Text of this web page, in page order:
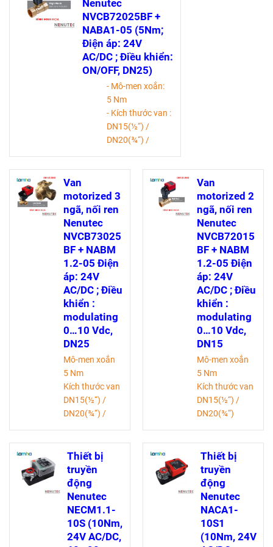
Nenutec
NVCB72025BF +
NABA1-05 (5Nm;
Điện áp: 24V
AC/DC ; Điều khiển:
ON/OFF, DN25)
- Mô-men xoắn:
5 Nm
- Kích thước van :
DN15(½“) /
DN20(¾“) /
DN32(1¼“)
- Nguồn điện:
AC/DC 24 V
- Kích thước trục :
- Có thể lựa chọn
hướng quay của
bộ truyền động
- Tùy chọn 1 công
thể điều chỉnh
Van
motorized 3
ngã, nối ren
Nenutec
NVCB73025
BF + NABM
1.2-05 Điện
áp: 24V
AC/DC ; Điều
khiển :
modulating
0…10 Vdc,
DN25
Mô-men xoắn
5 Nm
Kích thước van
DN15(½“) /
DN20(¾“) /
/DN32(1¼“)
Nguồn điện
AC/DC 24V
Điều chế DC
0(2)...10 V
Kích thước trục
- 9,0 mm (cố
định)
Van
motorized 2
ngã, nối ren
Nenutec
NVCB72015
BF + NABM
1.2-05 Điện
áp: 24V
AC/DC ; Điều
khiển :
modulating
0…10 Vdc,
DN15
Mô-men xoắn
5 Nm
Kích thước van
DN15(½“) /
DN20(¾“)
Nguồn điện
AC/DC 24V
Điều chế DC
0(2)...10 V
Kích thước trục
- 9,0 mm (cố
định)
Có thể lựa chọn
Thiết bị
truyền
động
Nenutec
NECM1.1-
10S (10Nm,
24V AC/DC,
Thiết bị
truyền
động
Nenutec
NACA1-
10S1
(10Nm, 24V